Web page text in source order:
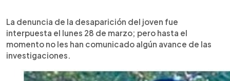
La denuncia de la desaparición del joven fue
interpuesta el lunes 28 de marzo; pero hasta el
momento no les han comunicado algún avance de las
investigaciones.